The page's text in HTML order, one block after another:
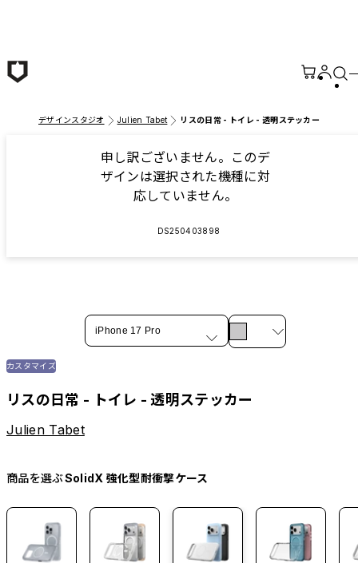
デザインスタジオ Julien Tabet リスの日常 - トイレ - 透明ステッカー
申し訳ございません。このデ
ザインは選択された機種に対
応していません。
DS250403898
iPhone 17 Pro
カスタマイズ
リスの日常 - トイレ - 透明ステッカー
Julien Tabet
商品を選ぶSolidX 強化型耐衝撃ケース